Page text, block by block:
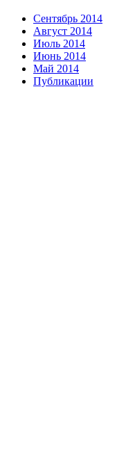
Сентябрь 2014
Август 2014
Июль 2014
Июнь 2014
Май 2014
Публикации